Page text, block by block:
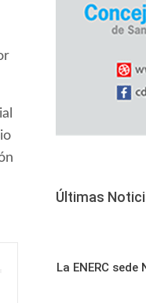
Últimas
La ENERC